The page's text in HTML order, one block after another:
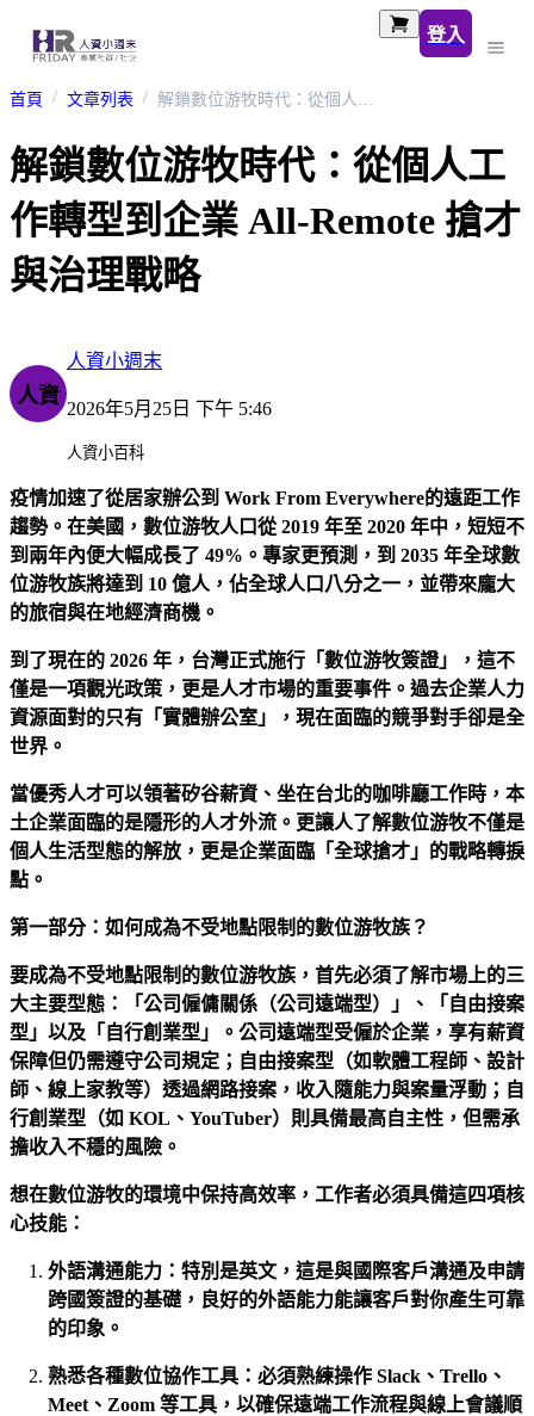
登入
首頁 文章列表 解鎖數位游牧時代：從個人工作轉型到企業 All-Remote 搶才與治理戰略
解鎖數位游牧時代：從個人工
作轉型到企業 All-Remote 搶才
與治理戰略
人資
人資小週末
2026年5月25日 下午 5:46
人資小百科
疫情加速了從居家辦公到 Work From Everywhere的遠距工作
趨勢。在美國，數位游牧人口從 2019 年至 2020 年中，短短不
到兩年內便大幅成長了 49%。專家更預測，到 2035 年全球數
位游牧族將達到 10 億人，佔全球人口八分之一，並帶來龐大
的旅宿與在地經濟商機。
到了現在的 2026 年，台灣正式施行「數位游牧簽證」，這不
僅是一項觀光政策，更是人才市場的重要事件。過去企業人力
資源面對的只有「實體辦公室」，現在面臨的競爭對手卻是全
世界。
當優秀人才可以領著矽谷薪資、坐在台北的咖啡廳工作時，本
土企業面臨的是隱形的人才外流。更讓人了解數位游牧不僅是
個人生活型態的解放，更是企業面臨「全球搶才」的戰略轉捩
點。
第一部分：如何成為不受地點限制的數位游牧族？
要成為不受地點限制的數位游牧族，首先必須了解市場上的三
大主要型態：「公司僱傭關係（公司遠端型）」、「自由接案
型」以及「自行創業型」。公司遠端型受僱於企業，享有薪資
保障但仍需遵守公司規定；自由接案型（如軟體工程師、設計
師、線上家教等）透過網路接案，收入隨能力與案量浮動；自
行創業型（如 KOL、YouTuber）則具備最高自主性，但需承
擔收入不穩的風險。
想在數位游牧的環境中保持高效率，工作者必須具備這四項核
心技能：
外語溝通能力：特別是英文，這是與國際客戶溝通及申請
跨國簽證的基礎，良好的外語能力能讓客戶對你產生可靠
的印象。
熟悉各種數位協作工具：必須熟練操作 Slack、Trello、
Meet、Zoom 等工具，以確保遠端工作流程與線上會議順